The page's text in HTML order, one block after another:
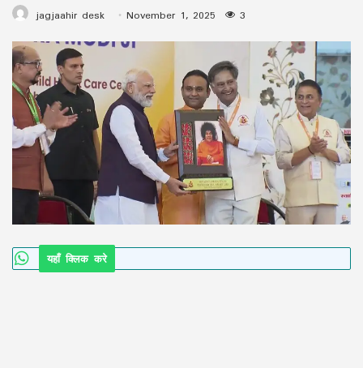
jagjaahir desk November 1, 2025 3
यहाँ क्लिक करे